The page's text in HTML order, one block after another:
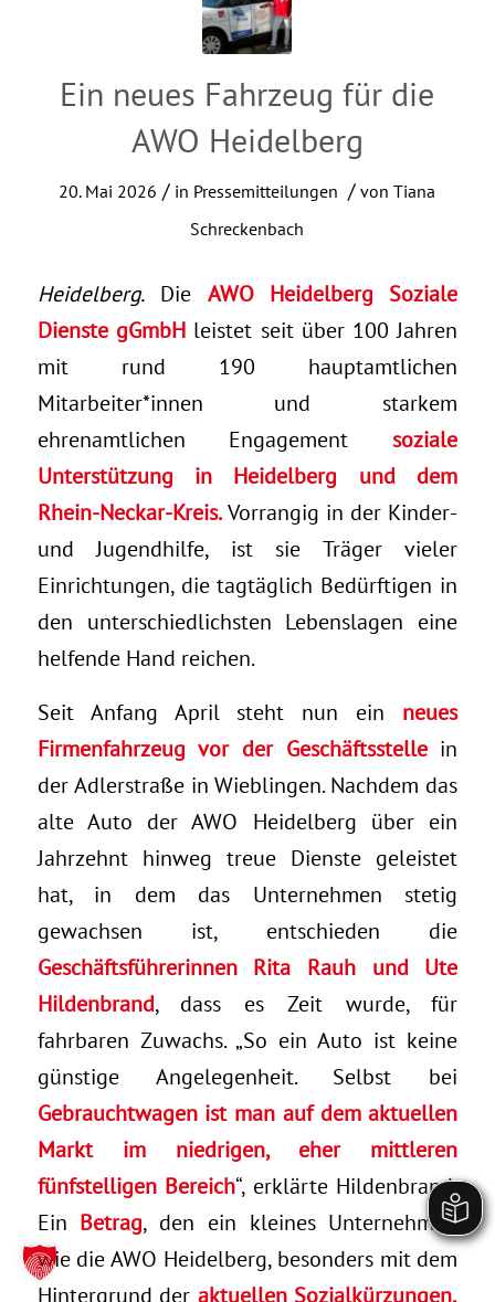
Ein neues Fahrzeug für die
AWO Heidelberg
20. Mai 2026 / in Pressemitteilungen / vonTiana
Schreckenbach
Heidelberg.Die AWO Heidelberg Soziale
Dienste gGmbHleistet seit über 100 Jahren
mit rund 190 hauptamtlichen
Mitarbeiter*innen und starkem
ehrenamtlichen Engagementsoziale
Unterstützung in Heidelberg und dem
Rhein-Neckar-Kreis.Vorrangig in der Kinder-
und Jugendhilfe, ist sie Träger vieler
Einrichtungen, die tagtäglich Bedürftigen in
den unterschiedlichsten Lebenslagen eine
helfende Hand reichen.
Seit Anfang April steht nun ein neues
Firmenfahrzeug vor der Geschäftsstellein
der Adlerstraße in Wieblingen. Nachdem das
alte Auto der AWO Heidelberg über ein
Jahrzehnt hinweg treue Dienste geleistet
hat, in dem das Unternehmen stetig
gewachsen ist, entschieden die
Geschäftsführerinnen Rita Rauh und Ute
Hildenbrand, dass es Zeit wurde, für
fahrbaren Zuwachs. „So ein Auto ist keine
günstige Angelegenheit. Selbst bei
Gebrauchtwagen ist man auf dem aktuellen
Markt im niedrigen, eher mittleren
fünfstelligen Bereich“, erklärte Hildenbrand.
Ein Betrag, den ein kleines Unternehmen
wie die AWO Heidelberg, besonders mit dem
Hintergrund der aktuellen Sozialkürzungen,